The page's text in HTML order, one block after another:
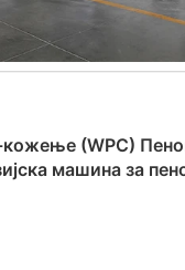
(WPC)
машина за